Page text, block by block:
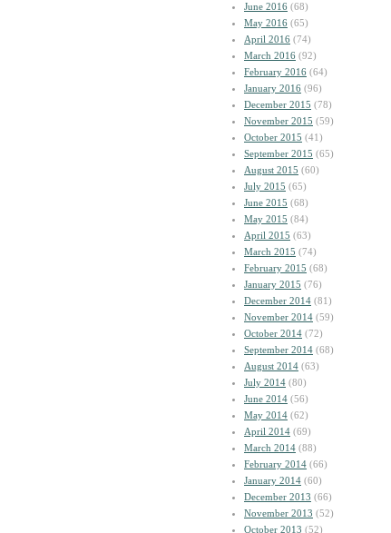
June 2016 (68)
May 2016 (65)
April 2016 (74)
March 2016 (92)
February 2016 (64)
January 2016 (96)
December 2015 (78)
November 2015 (59)
October 2015 (41)
September 2015 (65)
August 2015 (60)
July 2015 (65)
June 2015 (68)
May 2015 (84)
April 2015 (63)
March 2015 (74)
February 2015 (68)
January 2015 (76)
December 2014 (81)
November 2014 (59)
October 2014 (72)
September 2014 (68)
August 2014 (63)
July 2014 (80)
June 2014 (56)
May 2014 (62)
April 2014 (69)
March 2014 (88)
February 2014 (66)
January 2014 (60)
December 2013 (66)
November 2013 (52)
October 2013 (52)